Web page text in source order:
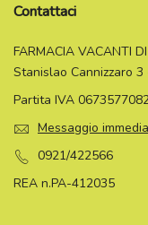
Contattaci
FARMACIA VACANTI
Stanislao Cannizzaro
Partita IVA
Messaggio
0921/422566
REA n.PA-412035